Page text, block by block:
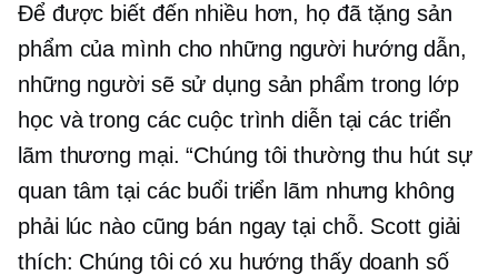
Để được biết đến nhiều hơn, họ đã tặng sản
phẩm của mình cho những người hướng dẫn,
những người sẽ sử dụng sản phẩm trong lớp
học và trong các cuộc trình diễn tại các triển
lãm thương mại. “Chúng tôi thường thu hút sự
quan tâm tại các buổi triển lãm nhưng không
phải lúc nào cũng bán ngay tại chỗ. Scott giải
thích: Chúng tôi có xu hướng thấy doanh số